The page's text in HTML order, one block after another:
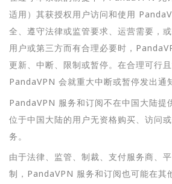
适用）其获授权用户访问和使用
全、遵守法律或监管要求、运营需要，
用户或第三方而有合理必要时，
更新、中断、限制或暂停。在合理可行
PandaVPN 会就重大中断或暂停发出通
PandaVPN 服务和订阅不在中国大陆提
位于中国大陆的用户无资格购买、访问
务。
由于法律、监管、制裁、支付服务商、
制，PandaVPN 服务和订阅也可能在其